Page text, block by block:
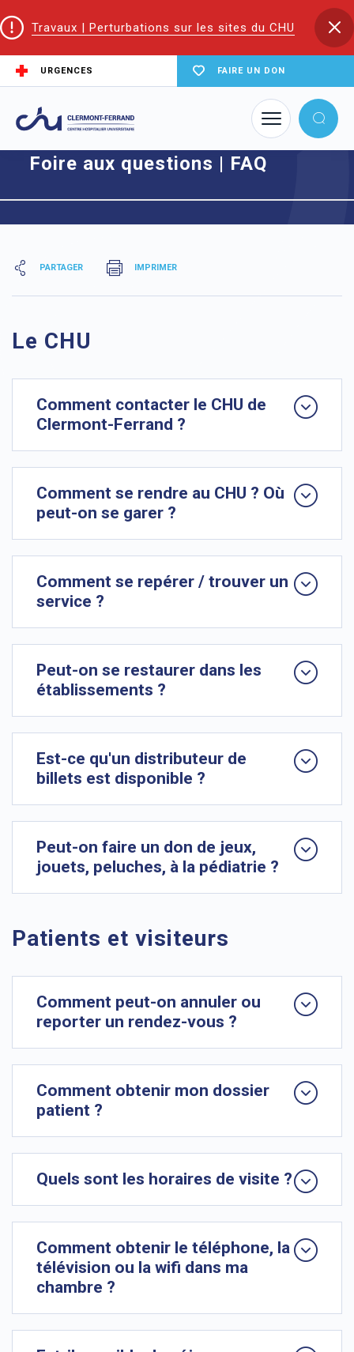
Travaux | Perturbations sur les sites du CHU
URGENCES FAIRE UN DON
Accueil
Foire aux questions | FAQ
PARTAGER IMPRIMER
Le CHU
Comment contacter le CHU de
Clermont-Ferrand ?
Comment se rendre au CHU ? Où
peut-on se garer ?
Comment se repérer / trouver un
service ?
Peut-on se restaurer dans les
établissements ?
Est-ce qu'un distributeur de
billets est disponible ?
Peut-on faire un don de jeux,
jouets, peluches, à la pédiatrie ?
Patients et visiteurs
Comment peut-on annuler ou
reporter un rendez-vous ?
Comment obtenir mon dossier
patient ?
Quels sont les horaires de visite ?
Comment obtenir le téléphone, la
télévision ou la wifi dans ma
chambre ?